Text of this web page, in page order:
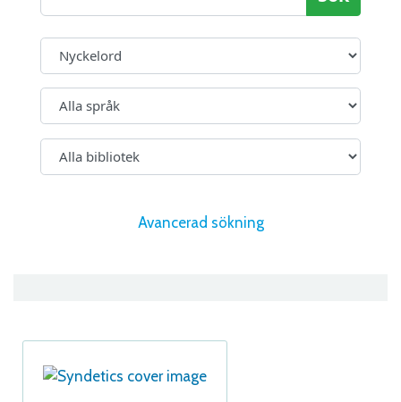
Avancerad sökning